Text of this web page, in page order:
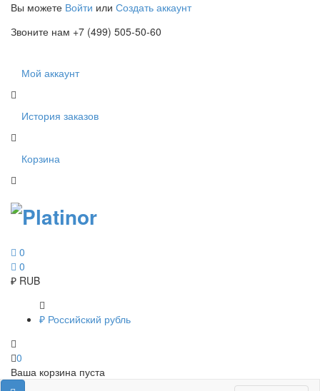
Вы можете Войти или Создать аккаунт
Звоните нам +7 (499) 505-50-60
Мой аккаунт
История заказов
Корзина
0
0
₽ RUB
₽ Российский рубль
0
Ваша корзина пуста